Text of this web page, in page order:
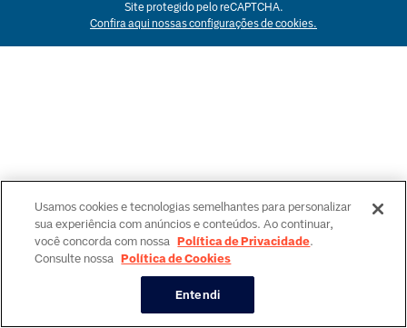
Site protegido pelo reCAPTCHA.
Confira aqui nossas configurações de cookies.
Usamos cookies e tecnologias semelhantes para personalizar
sua experiência com anúncios e conteúdos. Ao continuar,
você concorda com nossa Política de Privacidade.
Consulte nossa Política de Cookies
Entendi